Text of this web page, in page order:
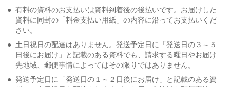
● 有料の資料のお支払いは資料到着後の後払いです。お届けした
資料に同封の「料金支払い用紙」の内容に沿ってお支払いくだ
さい。
● 土日祝日の配達はありません。発送予定日に「発送日の３～５
日後にお届け」と記載のある資料でも、請求する曜日やお届け
先地域、郵便事情によってはその限りではありません。
● 発送予定日に「発送日の１～２日後にお届け」と記載のある資